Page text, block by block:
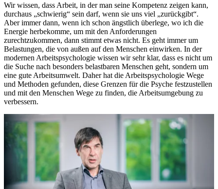
Wir wissen, dass Arbeit, in der man seine Kompetenz zeigen kann,
durchaus „schwierig“ sein darf, wenn sie uns viel „zurückgibt“.
Aber immer dann, wenn ich schon ängstlich überlege, wo ich die
Energie herbekomme, um mit den Anforderungen
zurechtzukommen, dann stimmt etwas nicht. Es geht immer um
Belastungen, die von außen auf den Menschen einwirken. In der
modernen Arbeitspsychologie wissen wir sehr klar, dass es nicht um
die Suche nach besonders belastbaren Menschen geht, sondern um
eine gute Arbeitsumwelt. Daher hat die Arbeitspsychologie Wege
und Methoden gefunden, diese Grenzen für die Psyche festzustellen
und mit den Menschen Wege zu finden, die Arbeitsumgebung zu
verbessern.